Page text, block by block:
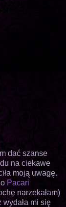
dać szanse
na ciekawe
moją uwagę.
Pacari
narzekałam)
wydała mi się